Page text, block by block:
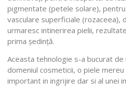
pigmentate (petele solare),
vasculare superficiale (rozaceea),
urmaresc intinerirea pielii,
prima şedinţă.
Aceasta tehnologie s-a bucurat
domeniul cosmeticii, o piele
important in ingrijire dar si al unei